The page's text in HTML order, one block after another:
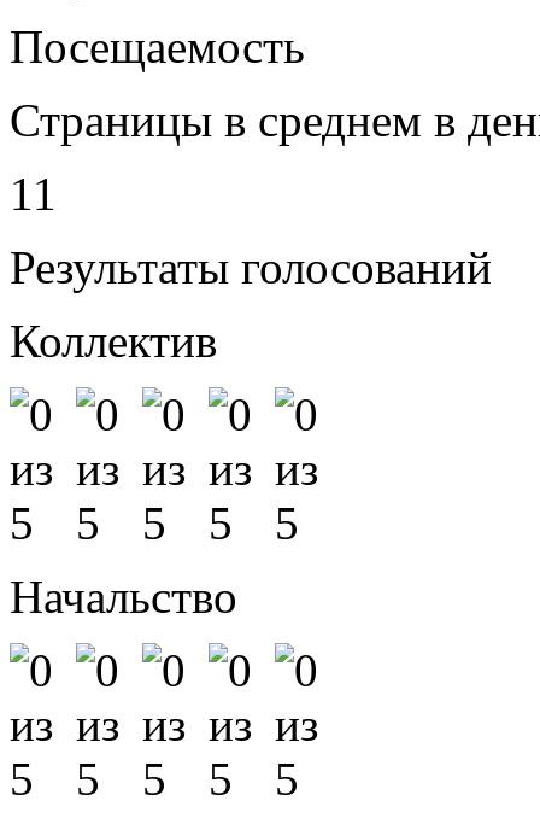
Посещаемость
Страницы в среднем в
11
Результаты голосований
Коллектив
Начальство